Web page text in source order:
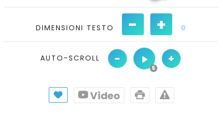
DIMENSIONI TESTO - + 0
AUTO-SCROLL - +
Video